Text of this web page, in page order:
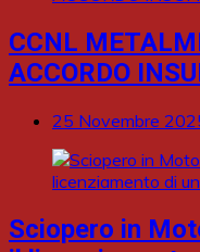
CCNL
ACCORDO
25 Novembre
Sciopero in